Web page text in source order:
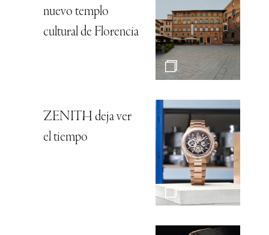
nuevo templo
cultural de Florencia
ZENITH deja ver
el tiempo